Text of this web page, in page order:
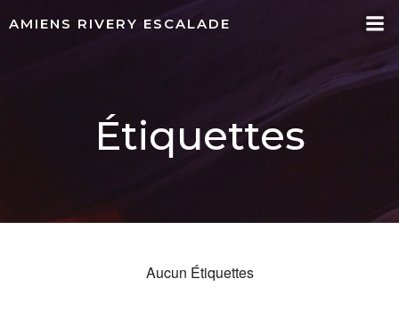
au
AMIENS RIVERY ESCALADE
Étiquettes
Aucun Étiquettes